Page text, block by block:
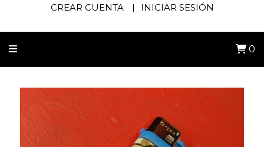
CREAR CUENTA INICIAR SESIÓN
0